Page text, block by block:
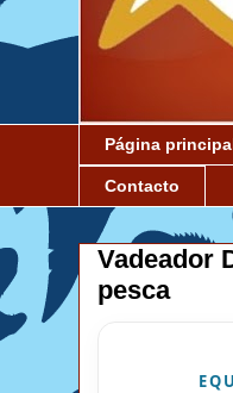
Página
Contacto
Vadeador
pesca